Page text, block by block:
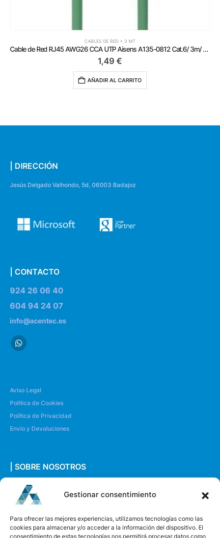
Gestionar consentimiento
Para ofrecer las mejores experiencias, utilizamos tecnologías como las
cookies para almacenar y/o acceder a la información del dispositivo. El
consentimiento de estas tecnologías nos permitirá procesar datos como
CABLES DE RED + 3 MT
Cable de Red RJ45 AWG26 CCA UTP Aisens A135-0812 Cat.6/ 3m/ Verde
1,49 €
AÑADIR AL CARRITO
| DIRECCIÓN
Jesús Delgado Valhondo, 5d, 06003 Badajoz
| CONTACTO
924 26 06 40
604 94 24 07
info@acentec.es
Aviso Legal
Política de Cookies
Política de Privacidad
Envío y Devoluciones
| SOBRE NOSOTROS
Quiénes somos
Envíanos un mensaje